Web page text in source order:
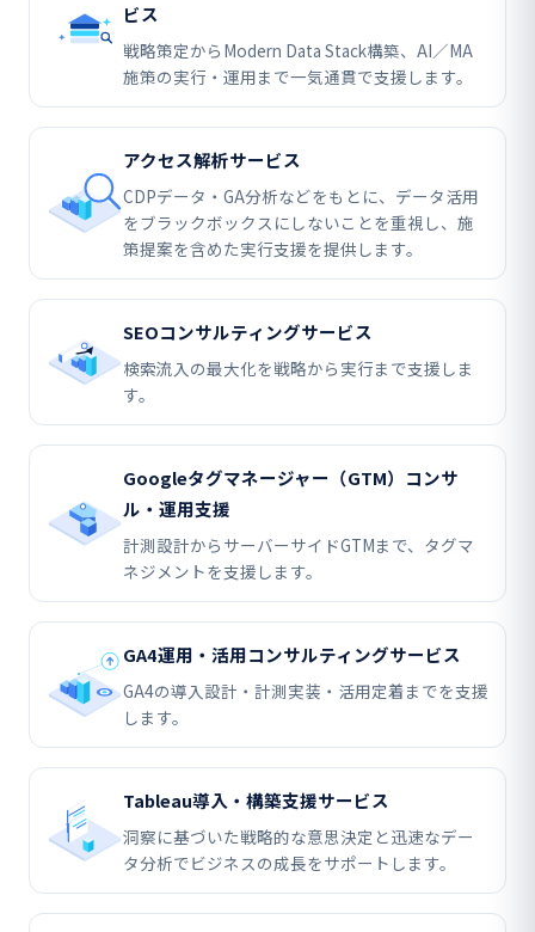
ビス
戦略策定からModern Data Stack構築、AI／MA
施策の実行・運用まで一気通貫で支援します。
アクセス解析サービス
CDPデータ・GA分析などをもとに、データ活用
をブラックボックスにしないことを重視し、施
策提案を含めた実行支援を提供します。
SEOコンサルティングサービス
検索流入の最大化を戦略から実行まで支援しま
す。
Googleタグマネージャー（GTM）コンサ
ル・運用支援
計測設計からサーバーサイドGTMまで、タグマ
ネジメントを支援します。
GA4運用・活用コンサルティングサービス
GA4の導入設計・計測実装・活用定着までを支援
します。
Tableau導入・構築支援サービス
洞察に基づいた戦略的な意思決定と迅速なデー
タ分析でビジネスの成長をサポートします。